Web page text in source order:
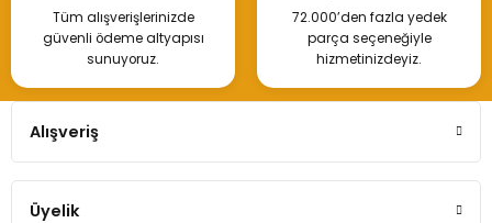
Tüm alışverişlerinizde
güvenli ödeme altyapısı
sunuyoruz.
72.000’den fazla yedek
parça seçeneğiyle
hizmetinizdeyiz.
Alışveriş
Üyelik